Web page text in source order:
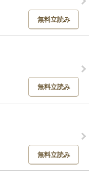
無料立読み
無料立読み
無料立読み